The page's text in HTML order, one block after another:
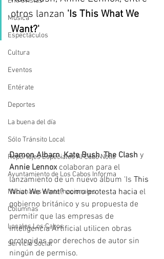
Música
Espectáculos
Cultura
Eventos
Entérate
Deportes
La buena del día
Sólo Tránsito Local
Reportajes Especiales Al Cabo Notic
Ayuntamiento de Los Cabos Informa
Nacionales e Internacionales
Columnas
Locales Los Cabos
Servicio Social
otros lanzan 'Is This What We
Want?'
Damon Albarn, Kate Bush, The Clash y
Annie Lennox colaboran para el
lanzamiento de un nuevo álbum 'Is This
What We Want? como protesta hacia el
gobierno británico y su propuesta de
permitir que las empresas de
Inteligencia Artificial utilicen obras
protegidas por derechos de autor sin
ningún de permiso.